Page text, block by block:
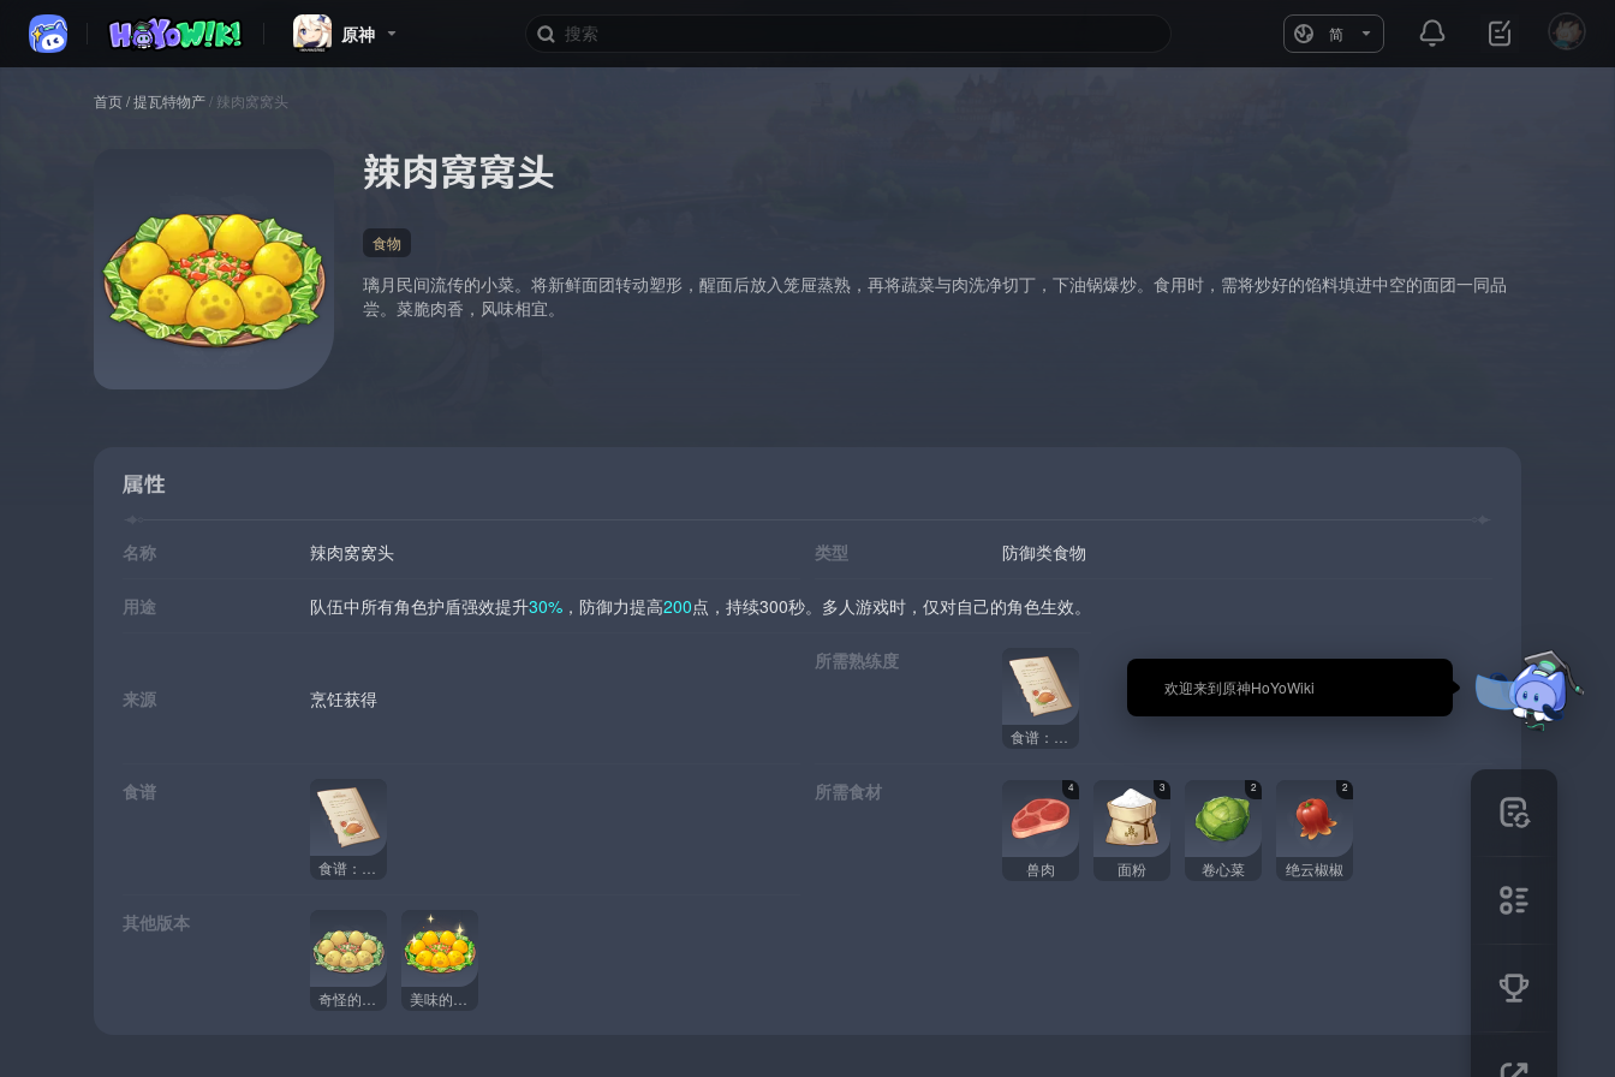
原神 简
🎉 欢迎来到原神HoYoWiki
首页/提瓦特物产/ 辣肉窝窝头
辣肉窝窝头
食物
璃月民间流传的小菜。将新鲜面团转动塑形，醒面后放入笼屉蒸熟，再将蔬菜与肉洗净切丁，下油锅爆炒。食用时，需将炒好的馅料填进中空的面团一同品
尝。菜脆肉香，风味相宜。
属性
名称 辣肉窝窝头 类型 防御类食物
用途 队伍中所有角色护盾强效提升30% ，防御力提高200点，持续300秒。多人游戏时，仅对自己的角色生效。
来源 烹饪获得
所需熟练度
食谱 所需食材 4
兽肉
3
面粉
2
卷心菜
2
绝云椒椒
其他版本